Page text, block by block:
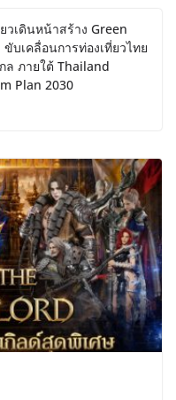
วเดินหน้าสร้าง Green
บเคลื่อนการท่องเที่ยวไทย
ล ภายใต้ Thailand
Plan 2030